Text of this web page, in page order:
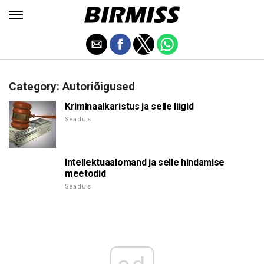
Category: Autoriõigused
Kriminaalkaristus ja selle liigid
Seadus
Intellektuaalomand ja selle hindamise
meetodid
Seadus